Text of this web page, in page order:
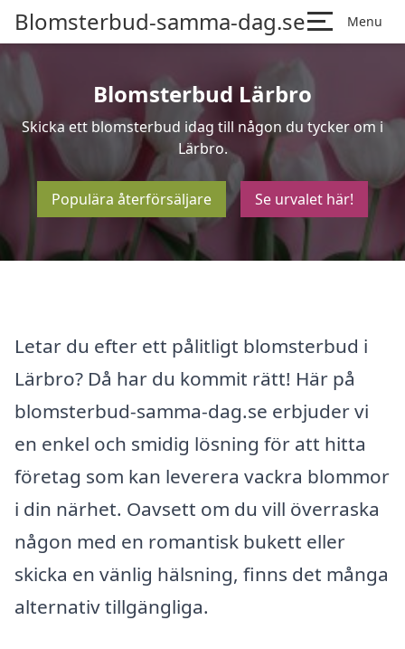
Blomsterbud-samma-dag.se Menu
Blomsterbud Lärbro
Skicka ett blomsterbud idag till någon du tycker om i
Lärbro.
Populära återförsäljare Se urvalet här!
Letar du efter ett pålitligt blomsterbud i
Lärbro? Då har du kommit rätt! Här på
blomsterbud-samma-dag.se erbjuder vi
en enkel och smidig lösning för att hitta
företag som kan leverera vackra blommor
i din närhet. Oavsett om du vill överraska
någon med en romantisk bukett eller
skicka en vänlig hälsning, finns det många
alternativ tillgängliga.